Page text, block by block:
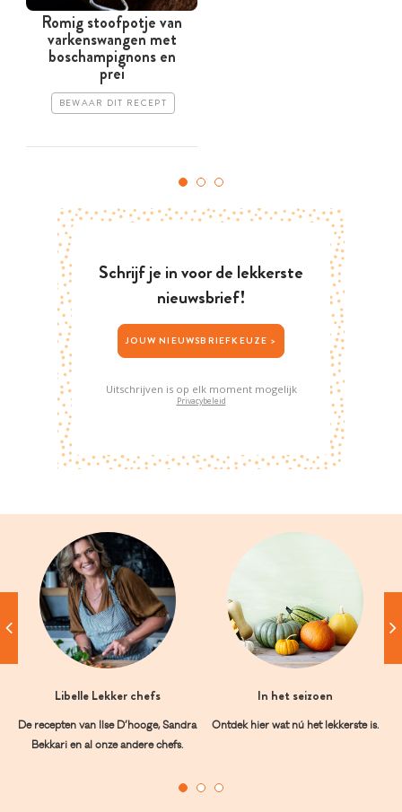
Romig stoofpotje van
varkenswangen met
boschampignons en
prei
BEWAAR DIT RECEPT
Schrijf je in voor de lekkerste
nieuwsbrief!
JOUW NIEUWSBRIEFKEUZE >
Uitschrijven is op elk moment mogelijk
Privacybeleid
Libelle Lekker chefs
De recepten van Ilse D’hooge, Sandra
Bekkari en al onze andere chefs.
In het seizoen
Ontdek hier wat nú het lekkerste is.